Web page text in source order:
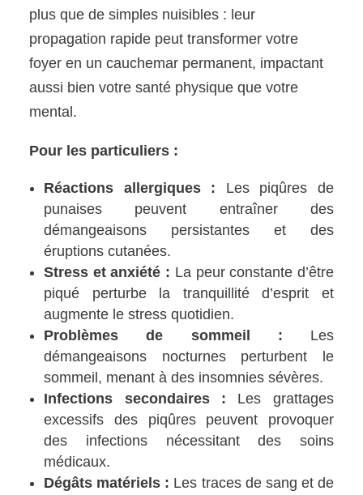
plus que de simples nuisibles : leur
propagation rapide peut transformer votre
foyer en un cauchemar permanent, impactant
aussi bien votre santé physique que votre
mental.
Pour les particuliers :
Réactions allergiques : Les piqûres de
punaises peuvent entraîner des
démangeaisons persistantes et des
éruptions cutanées.
Stress et anxiété : La peur constante d’être
piqué perturbe la tranquillité d’esprit et
augmente le stress quotidien.
Problèmes de sommeil : Les
démangeaisons nocturnes perturbent le
sommeil, menant à des insomnies sévères.
Infections secondaires : Les grattages
excessifs des piqûres peuvent provoquer
des infections nécessitant des soins
médicaux.
Dégâts matériels : Les traces de sang et de